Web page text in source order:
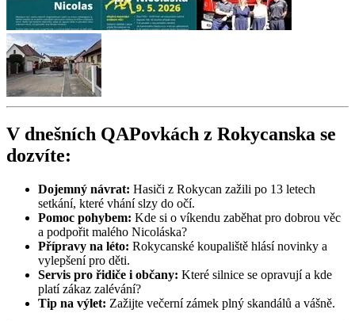
V dnešních QAPovkách z Rokycanska se
dozvíte:
Dojemný návrat: Hasiči z Rokycan zažili po 13 letech
setkání, které vhání slzy do očí.
Pomoc pohybem: Kde si o víkendu zaběhat pro dobrou věc
a podpořit malého Nicoláska?
Přípravy na léto: Rokycanské koupaliště hlásí novinky a
vylepšení pro děti.
Servis pro řidiče i občany: Které silnice se opravují a kde
platí zákaz zalévání?
Tip na výlet: Zažijte večerní zámek plný skandálů a vášně.